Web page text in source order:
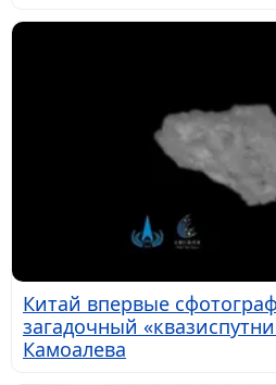
Китай впервые
загадочный
Камоалева